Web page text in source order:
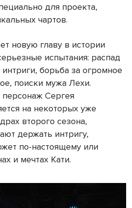
для проекта,
чартов.
новую главу в истории
испытания: распад
борьба за огромное
поиски мужа Лехи.
персонаж Сергея
на некоторых уже
второго сезона,
держать интригу,
по-настоящему или
и мечтах Кати.